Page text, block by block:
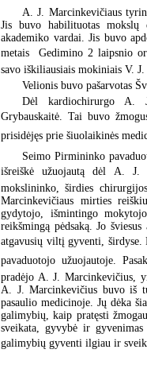
A. J. Marcinkevičiaus
Jis buvo habilituotas mokslų
akademiko vardai. Jis buvo
metais  Gedimino 2 laipsnio
savo iškiliausiais mokiniais V.
Velionis buvo pašarvotas
Dėl kardiochirurgo A.
Grybauskaitė. Tai buvo
prisidėjęs prie šiuolaikinės
Seimo Pirmininko
išreiškė užuojautą dėl A. J.
mokslininko, širdies
Marcinkevičiaus mirties
gydytojo, išmintingo
reikšmingą pėdsaką. Jo
atgavusių viltį gyventi, širdyse.
pavaduotojo užuojautoje.
pradėjo A. J. Marcinkevičius,
A. J. Marcinkevičius buvo iš
pasaulio medicinoje. Jų dėka
galimybių, kaip pratęsti
sveikata, gyvybė ir
galimybių gyventi ilgiau ir